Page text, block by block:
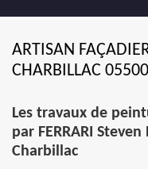
ARTISAN
CHARBILLAC 05500
Les travaux de
par FERRARI
Charbillac